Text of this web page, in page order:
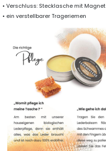
• Verschluss: Stecklasche mit Magnet
• ein verstellbarer Trageriemen